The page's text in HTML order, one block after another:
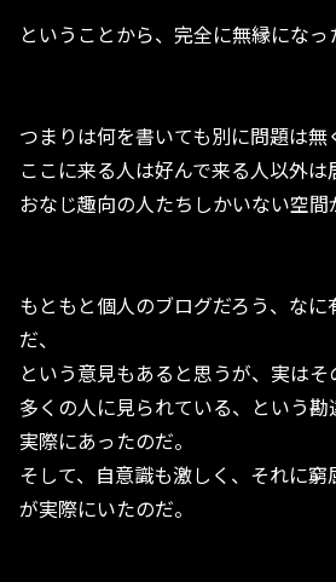
ということから、完全に無縁になっ
つまりは何を書いても別に問題は無
ここに来る人は好んで来る人以外は
おなじ趣向の人たちしかいない空間
もともと個人のブログだろう、な
だ、
という意見もあると思うが、実はそ
多くの人に見られている、という
実際にあったのだ。
そして、自意識も激しく、それに
が実際にいたのだ。